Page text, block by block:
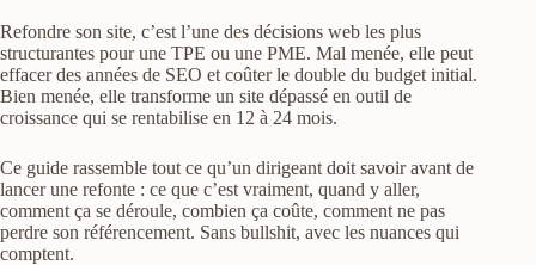
Refondre son site, c’est l’une des décisions web les plus
structurantes pour une TPE ou une PME. Mal menée, elle peut
effacer des années de SEO et coûter le double du budget initial.
Bien menée, elle transforme un site dépassé en outil de
croissance qui se rentabilise en 12 à 24 mois.
Ce guide rassemble tout ce qu’un dirigeant doit savoir avant de
lancer une refonte : ce que c’est vraiment, quand y aller,
comment ça se déroule, combien ça coûte, comment ne pas
perdre son référencement. Sans bullshit, avec les nuances qui
comptent.